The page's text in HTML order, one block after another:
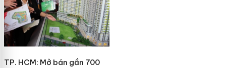
TP. HCM: Mở bán gần 700